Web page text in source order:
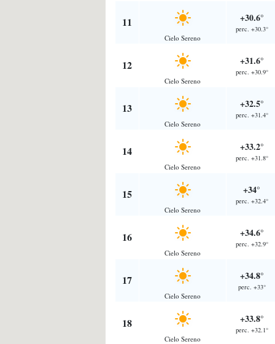
11
Cielo Sereno
+30.6°
perc. +30.3°
12
Cielo Sereno
+31.6°
perc. +30.9°
13
Cielo Sereno
+32.5°
perc. +31.4°
14
Cielo Sereno
+33.2°
perc. +31.8°
15
Cielo Sereno
+34°
perc. +32.4°
16
Cielo Sereno
+34.6°
perc. +32.9°
17
Cielo Sereno
+34.8°
perc. +33°
18
Cielo Sereno
+33.8°
perc. +32.1°